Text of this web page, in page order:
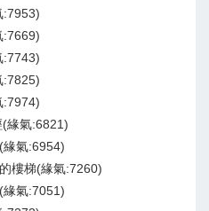
:7953)
:7669)
:7743)
:7825)
:7974)
緣氣:6821)
氣:6954)
樓梯(緣氣:7260)
氣:7051)